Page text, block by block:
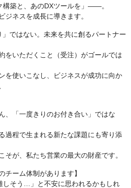
構築と、あのDXツールを」――。
ジネスを成長に導きます。
ではない。未来を共に創るパートナー
をいただくこと（受注）がゴールでは
を使いこなし、ビジネスが成功に向か
、「一度きりのお付き合い」ではな
過程で生まれる新たな課題にも寄り添
そが、私たち営業の最大の財産です。
チーム体制があります】
しそう…」と不安に思われるかもしれ